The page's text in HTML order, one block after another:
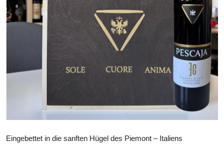
Advertise with US
Real Estate
Eingebettet in die sanften Hügel des Piemont – Italiens